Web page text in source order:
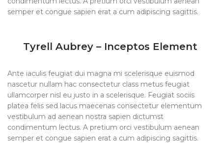
semper et congue sapien erat a cum adipiscing sagittis.
Tyrell Aubrey – Inceptos Element
Ante iaculis feugiat dui magna mi scelerisque euismod
nascetur nullam hac consectetur class metus feugiat
ullamcorper nisl eu justo in a scelerisque. Feugiat sociis
platea felis sed lacus maecenas consectetur elementum
vestibulum ad aenean nostra sapien dictumst
condimentum lectus. A pretium orci vestibulum aenean
semper et congue sapien erat a cum adipiscing sagittis.